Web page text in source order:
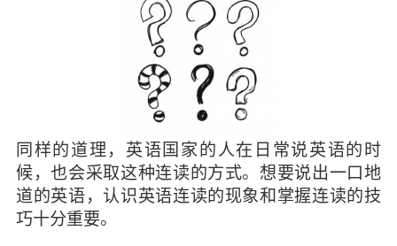
同样的道理，英语国家的人在日常说英语的时
候，也会采取这种连读的方式。想要说出一口地
道的英语，认识英语连读的现象和掌握连读的技
巧十分重要。